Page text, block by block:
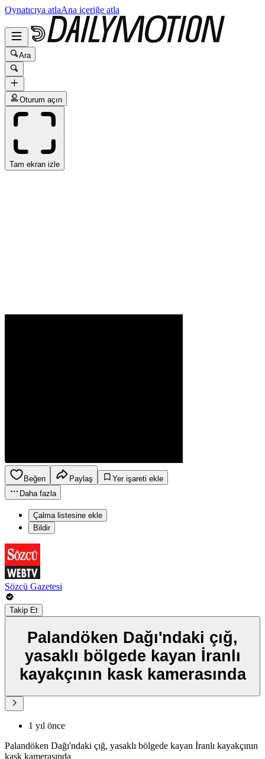
Oynatıcıya atlaAna içeriğe atla
Ara
Oturum açın
Tam ekran izle
Beğen Paylaş
Yer işareti ekle
Daha fazla
Çalma listesine ekle
Bildir
Sözcü Gazetesi
Takip Et
Palandöken Dağı'ndaki çığ,
yasaklı bölgede kayan İranlı
kayakçının kask kamerasında
1 yıl önce
Palandöken Dağı'ndaki çığ, yasaklı bölgede kayan İranlı kayakçının
kask kamerasında